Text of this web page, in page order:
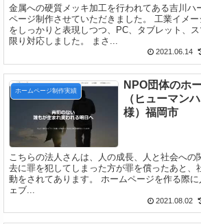
金属への硬質メッキ加工を行われてある吉川ハ
ページ制作させていただきました。 工業イメ
をしっかりと表現しつつ、PC、タブレット、
限り対応しました。 まさ...
2021.06.14
ホームページ制作実績
NPO団体のホ
（ヒューマン
様）福岡市
こちらの法人さんは、人の成長、人と社会への
去に罪を犯してしまった方が罪を償ったあと、
動をされてあります。 ホームページを作る際
ェブ...
2021.08.02